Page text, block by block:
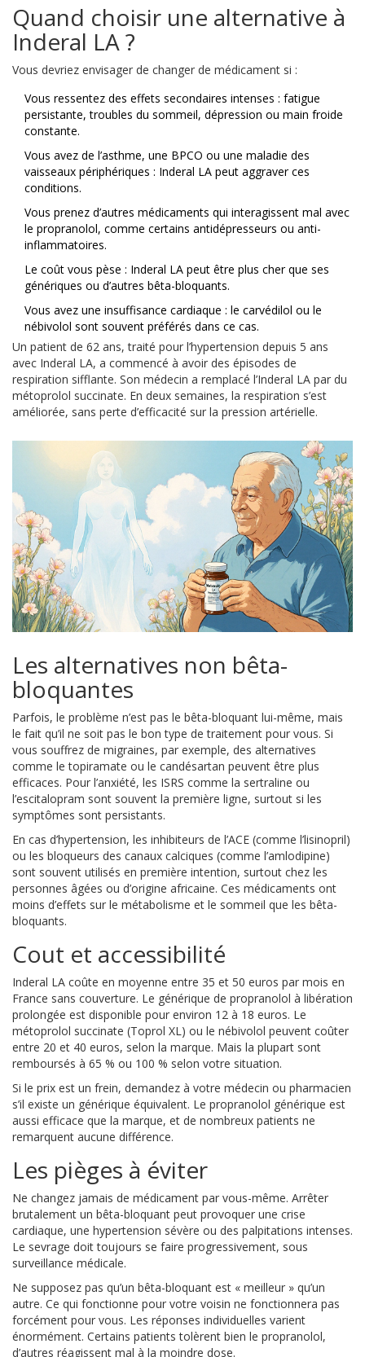
Quand choisir une alternative à
Inderal LA ?
Vous devriez envisager de changer de médicament si :
Vous ressentez des effets secondaires intenses : fatigue
persistante, troubles du sommeil, dépression ou main froide
constante.
Vous avez de l’asthme, une BPCO ou une maladie des
vaisseaux périphériques : Inderal LA peut aggraver ces
conditions.
Vous prenez d’autres médicaments qui interagissent mal avec
le propranolol, comme certains antidépresseurs ou anti-
inflammatoires.
Le coût vous pèse : Inderal LA peut être plus cher que ses
génériques ou d’autres bêta-bloquants.
Vous avez une insuffisance cardiaque : le carvédilol ou le
nébivolol sont souvent préférés dans ce cas.
Un patient de 62 ans, traité pour l’hypertension depuis 5 ans
avec Inderal LA, a commencé à avoir des épisodes de
respiration sifflante. Son médecin a remplacé l’Inderal LA par du
métoprolol succinate. En deux semaines, la respiration s’est
améliorée, sans perte d’efficacité sur la pression artérielle.
Les alternatives non bêta-
bloquantes
Parfois, le problème n’est pas le bêta-bloquant lui-même, mais
le fait qu’il ne soit pas le bon type de traitement pour vous. Si
vous souffrez de migraines, par exemple, des alternatives
comme le topiramate ou le candésartan peuvent être plus
efficaces. Pour l’anxiété, les ISRS comme la sertraline ou
l’escitalopram sont souvent la première ligne, surtout si les
symptômes sont persistants.
En cas d’hypertension, les inhibiteurs de l’ACE (comme l’lisinopril)
ou les bloqueurs des canaux calciques (comme l’amlodipine)
sont souvent utilisés en première intention, surtout chez les
personnes âgées ou d’origine africaine. Ces médicaments ont
moins d’effets sur le métabolisme et le sommeil que les bêta-
bloquants.
Cout et accessibilité
Inderal LA coûte en moyenne entre 35 et 50 euros par mois en
France sans couverture. Le générique de propranolol à libération
prolongée est disponible pour environ 12 à 18 euros. Le
métoprolol succinate (Toprol XL) ou le nébivolol peuvent coûter
entre 20 et 40 euros, selon la marque. Mais la plupart sont
remboursés à 65 % ou 100 % selon votre situation.
Si le prix est un frein, demandez à votre médecin ou pharmacien
s’il existe un générique équivalent. Le propranolol générique est
aussi efficace que la marque, et de nombreux patients ne
remarquent aucune différence.
Les pièges à éviter
Ne changez jamais de médicament par vous-même. Arrêter
brutalement un bêta-bloquant peut provoquer une crise
cardiaque, une hypertension sévère ou des palpitations intenses.
Le sevrage doit toujours se faire progressivement, sous
surveillance médicale.
Ne supposez pas qu’un bêta-bloquant est « meilleur » qu’un
autre. Ce qui fonctionne pour votre voisin ne fonctionnera pas
forcément pour vous. Les réponses individuelles varient
énormément. Certains patients tolèrent bien le propranolol,
d’autres réagissent mal à la moindre dose.